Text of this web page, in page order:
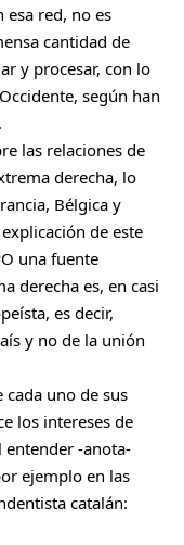
red, no es
cantidad de
y procesar, con lo
según han
las relaciones de
derecha, lo
Bélgica y
de este
una fuente
derecha es, en casi
es decir,
y no de la unión
cada uno de sus
los intereses de
entender -anota-
ejemplo en las
catalán: